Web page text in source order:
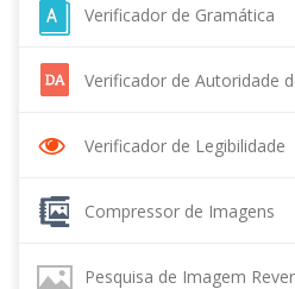
Verificador de Gramática
Verificador de Autoridade
Verificador de Legibilidade
Compressor de Imagens
Pesquisa de Imagem